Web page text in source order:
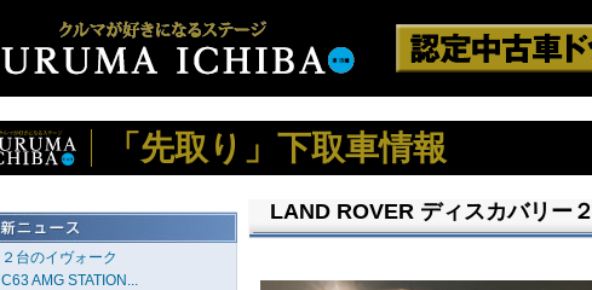
「先取り」下取車情報
２台のイヴォーク
C63 AMG STATION...
LAND ROVER ディスカバリー２